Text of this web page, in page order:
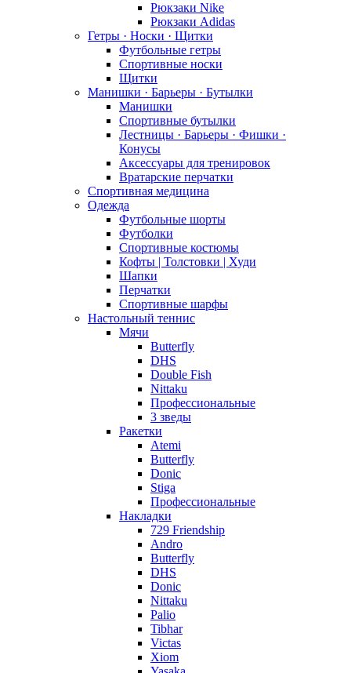
Рюкзаки Nike
Рюкзаки Adidas
Гетры · Носки · Щитки
Футбольные гетры
Спортивные носки
Щитки
Манишки · Барьеры · Бутылки
Манишки
Спортивные бутылки
Лестницы · Барьеры · Фишки ·
Конусы
Аксессуары для тренировок
Вратарские перчатки
Спортивная медицина
Одежда
Футбольные шорты
Футболки
Спортивные костюмы
Кофты | Толстовки | Худи
Шапки
Перчатки
Спортивные шарфы
Настольный теннис
Мячи
Butterfly
DHS
Double Fish
Nittaku
Профессиональные
3 зведы
Ракетки
Atemi
Butterfly
Donic
Stiga
Профессиональные
Накладки
729 Friendship
Andro
Butterfly
DHS
Donic
Nittaku
Palio
Tibhar
Victas
Xiom